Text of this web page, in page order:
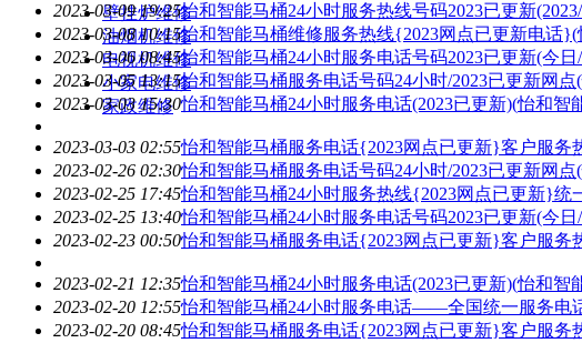
壁挂炉维修
油烟机维修
电视机维修
小家电维修
家政维修
2023-03-09 19:25怡和智能马桶24小时服务热线号码2023已更新
2023-03-08 10:15怡和智能马桶维修服务热线{2023网点已更新电话}(
2023-03-06 08:45怡和智能马桶24小时服务电话号码2023已更新(今日
2023-03-05 13:15怡和智能马桶服务电话号码24小时/2023已更新网点(
2023-03-03 15:30怡和智能马桶24小时服务电话(2023已更新)(怡和智
2023-03-03 02:55怡和智能马桶服务电话{2023网点已更新}客户服务
2023-02-26 02:30怡和智能马桶服务电话号码24小时/2023已更新网点(
2023-02-25 17:45怡和智能马桶24小时服务热线{2023网点已更新}统
2023-02-25 13:40怡和智能马桶24小时服务电话号码2023已更新(今日
2023-02-23 00:50怡和智能马桶服务电话{2023网点已更新}客户服务
2023-02-21 12:35怡和智能马桶24小时服务电话(2023已更新)(怡和智
2023-02-20 12:55怡和智能马桶24小时服务电话——全国统一服务电
2023-02-20 08:45怡和智能马桶服务电话{2023网点已更新}客户服务